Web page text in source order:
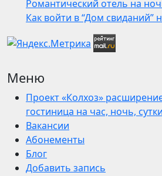
Романтический отель на
Как войти в “Дом свиданий”
Меню
Проект «Колхоз»
гостиница на час, ночь, сутки
Вакансии
Абонементы
Блог
Добавить запись